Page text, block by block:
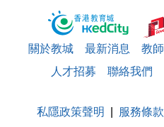
關於教城 最新消息 教師
人才招募
聯絡我們
私隱政策聲明 服務條款